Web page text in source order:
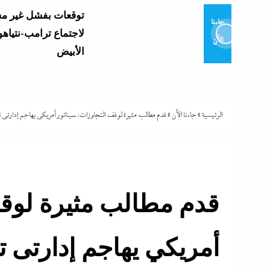
جاءنا
الآن
توقعات بفشل غير
لاجتماع ترامب-
الأبيض
وموعد إعلان...
الرئيسية»جاءنا الآن »قدم مطالب مثيرة لوقف التجاوزات: سيناتور أمريكي يهاجم إدارتى
قدم مطالب مثيرة
أمريكي يهاجم